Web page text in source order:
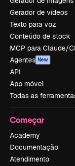
Gerador de vídeos
Texto para voz
Conteúdo de stock
MCP para Claude/
Agentes New
API
App móvel
Todas as
Começar
Academy
Documentação
Atendimento